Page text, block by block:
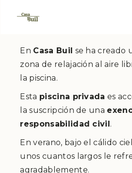
En Casa Buil se ha creado
zona de relajación al aire
la piscina.
Esta piscina privada es
la suscripción de una
responsabilidad civil.
En verano, bajo el cálido
unos cuantos largos le
agradablemente.